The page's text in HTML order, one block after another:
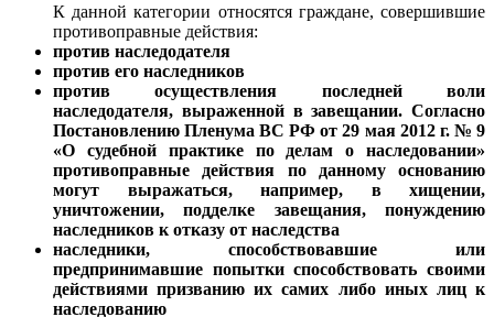
К данной категории относятся граждане, совершившие
противоправные действия:
против наследодателя
против его наследников
против осуществления последней воли
наследодателя, выраженной в завещании. Согласно
Постановлению Пленума ВС РФ от 29 мая 2012 г. № 9
«О судебной практике по делам о наследовании»
противоправные действия по данному основанию
могут выражаться, например, в хищении,
уничтожении, подделке завещания, понуждению
наследников к отказу от наследства
наследники, способствовавшие или
предпринимавшие попытки способствовать своими
действиями призванию их самих либо иных лиц к
наследованию